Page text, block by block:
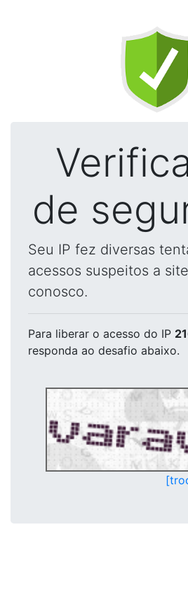
de
Seu IP fez diversas
acessos suspeitos a
conosco.
Para liberar o acesso do IP
responda ao desafio abaixo.